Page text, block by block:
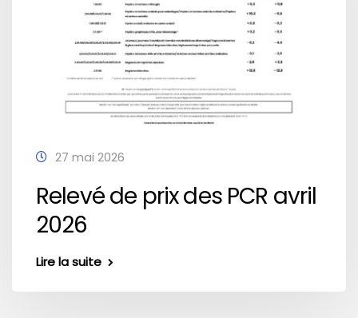
27 mai 2026
Relevé de prix des PCR avril
2026
Lire la suite